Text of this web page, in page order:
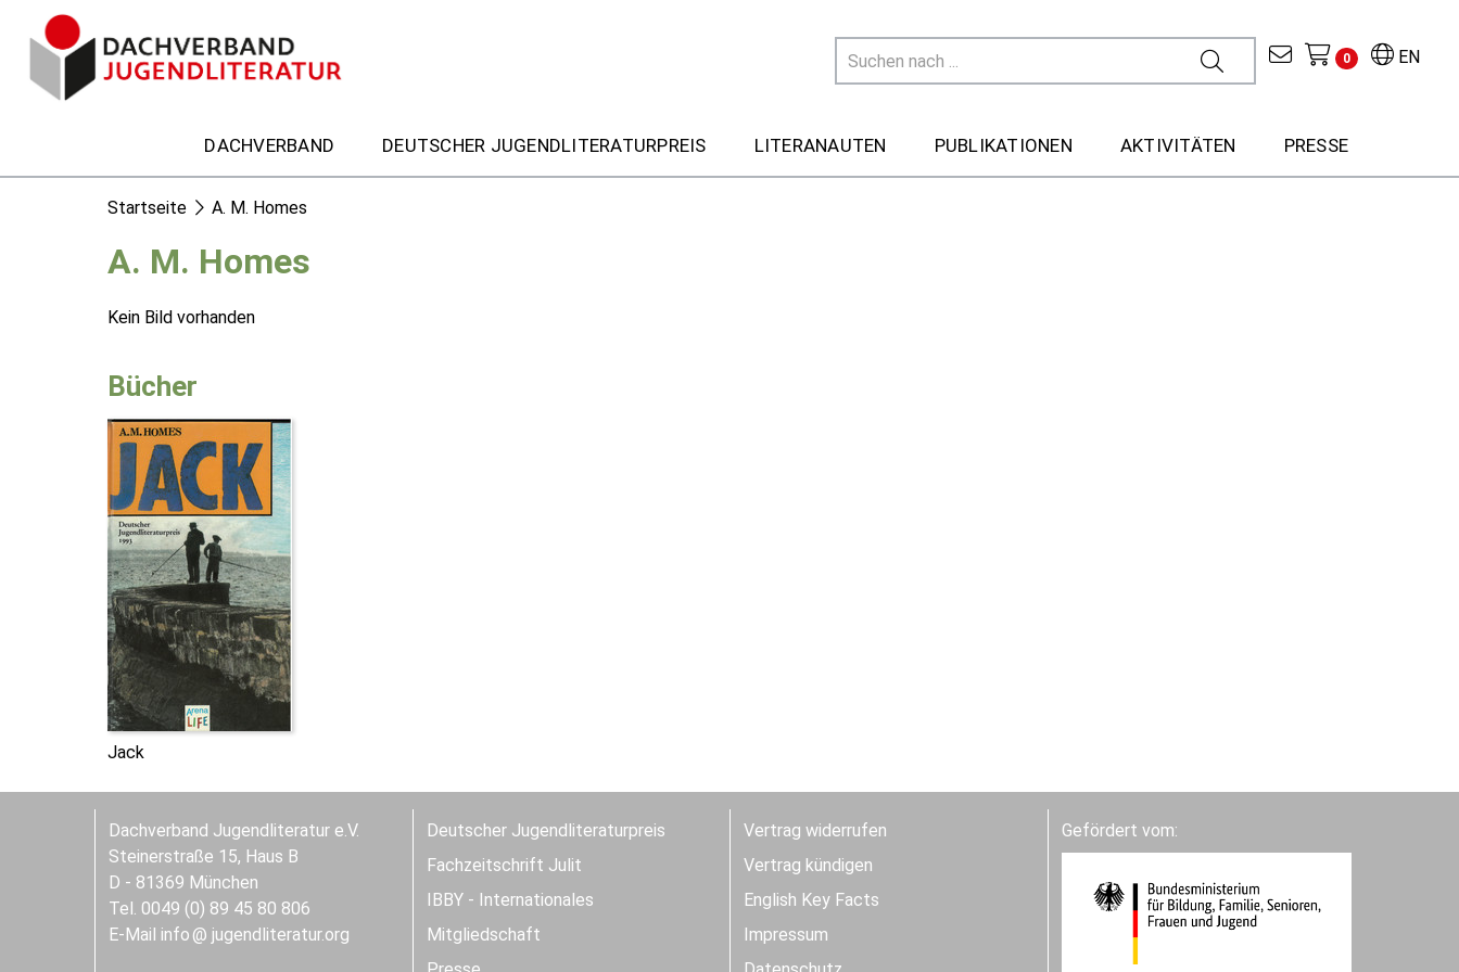
EN
0
DACHVERBAND DEUTSCHER JUGENDLITERATURPREIS LITERANAUTEN PUBLIKATIONEN AKTIVITÄTEN PRESSE
Startseite A. M. Homes
A. M. Homes
Kein Bild vorhanden
Bücher
Jack
Dachverband Jugendliteratur e.V.
Steinerstraße 15, Haus B
D - 81369 München
Tel. 0049 (0) 89 45 80 806
E-Mail info jugendliteratur.org
Deutscher Jugendliteraturpreis
Fachzeitschrift Julit
IBBY - Internationales
Mitgliedschaft
Vertrag widerrufen
Vertrag kündigen
English Key Facts
Impressum
Gefördert vom: